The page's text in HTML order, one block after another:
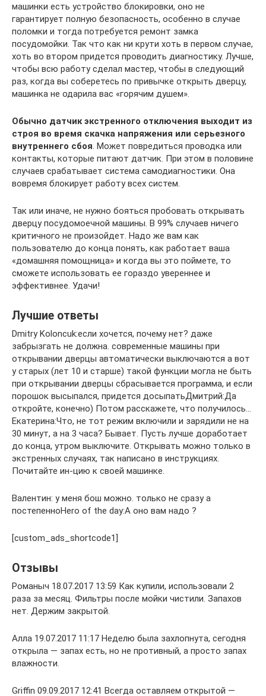
машинки есть устройство блокировки, оно не
гарантирует полную безопасность, особенно в случае
поломки и тогда потребуется ремонт замка
посудомойки. Так что как ни крути хоть в первом случае,
хоть во втором придется проводить диагностику. Лучше,
чтобы всю работу сделал мастер, чтобы в следующий
раз, когда вы соберетесь по привычке открыть дверцу,
машинка не одарила вас «горячим душем».
Обычно датчик экстренного отключения выходит из
строя во время скачка напряжения или серьезного
внутреннего сбоя . Может повредиться проводка или
контакты, которые питают датчик. При этом в половине
случаев срабатывает система самодиагностики. Она
вовремя блокирует работу всех систем.
Так или иначе, не нужно бояться пробовать открывать
дверцу посудомоечной машины. В 99% случаев ничего
критичного не произойдет. Надо же вам как
пользователю до конца понять, как работает ваша
«домашняя помощница» и когда вы это поймете, то
сможете использовать ее гораздо увереннее и
эффективнее. Удачи!
Лучшие ответы
Dmitry Koloncuk:если хочется, почему нет? даже
забрызгать не должна. современные машины при
открывании дверцы автоматически выключаются а вот
у старых (лет 10 и старше) такой функции могла не быть
при открывании дверцы сбрасывается программа, и если
порошок высыпался, придется досыпатьДмитрий:Да
откройте, конечно) Потом расскажете, что получилось…
Екатерина:Что, не тот режим включили и зарядили не на
30 минут, а на 3 часа? Бывает. Пусть лучше доработает
до конца, утром выключите. Открывать можно только в
экстренных случаях, так написано в инструкциях.
Почитайте ин-цию к своей машинке.
Валентин: у меня бош можно. только не сразу а
постепенноHero of the day:А оно вам надо ?
[custom_ads_shortcode1]
Отзывы
Романыч 18.07.2017 13:59 Как купили, использовали 2
раза за месяц. Фильтры после мойки чистили. Запахов
нет. Держим закрытой.
Алла 19.07.2017 11:17 Неделю была захлопнута, сегодня
открыла — запах есть, но не противный, а просто запах
влажности.
Griffin 09.09.2017 12:41 Всегда оставляем открытой —